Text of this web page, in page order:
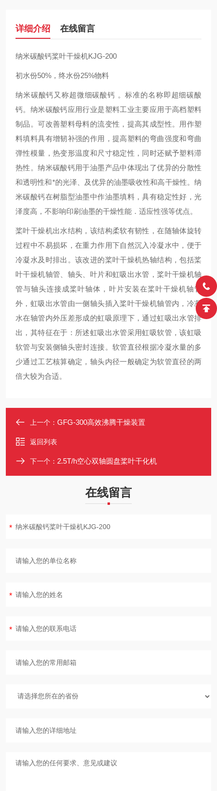
详细介绍 在线留言
纳米碳酸钙桨叶干燥机KJG-200
初水份50%，终水份25%物料
纳米碳酸钙又称超微细碳酸钙 。标准的名称即超细碳酸
钙。纳米碳酸钙应用行业是塑料工业主要应用于高档塑料
制品。可改善塑料母料的流变性，提高其成型性。用作塑
料填料具有增韧补强的作用，提高塑料的弯曲强度和弯曲
弹性模量，热变形温度和尺寸稳定性，同时还赋予塑料滞
热性。纳米碳酸钙用于油墨产品中体现出了优异的分散性
和透明性和*的光泽、及优异的油墨吸收性和高干燥性。纳
米碳酸钙在树脂型油墨中作油墨填料，具有稳定性好，光
泽度高，不影响印刷油墨的干燥性能．适应性强等优点。
桨叶干燥机出水结构，该结构柔软有韧性，在随轴体旋转
过程中不易损坏，在重力作用下自然沉入冷凝水中，便于
冷凝水及时排出。该改进的桨叶干燥机热轴结构，包括桨
叶干燥机轴管、轴头、叶片和虹吸出水管，桨叶干燥机轴
管与轴头连接成桨叶轴体，叶片安装在桨叶干燥机轴管
外，虹吸出水管由一侧轴头插入桨叶干燥机轴管内，冷凝
水在轴管内外压差形成的虹吸原理下，通过虹吸出水管排
出，其特征在于：所述虹吸出水管采用虹吸软管，该虹吸
软管与安装侧轴头密封连接。软管直径根据冷凝水量的多
少通过工艺核算确定，轴头内径一般确定为软管直径的两
倍大较为合适。
上一个： GFG-300高效沸腾干燥装置
返回列表
下一个： 2.5T/h空心双轴圆盘桨叶干化机
在线留言